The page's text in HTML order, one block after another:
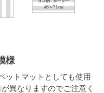
様
ットマットとしても使用
異なりますのでご注意く